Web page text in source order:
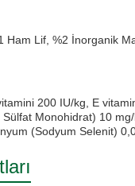
Ham Lif, %2 İnorganik
200 IU/kg, E
Monohidrat) 10
(Sodyum Selenit)